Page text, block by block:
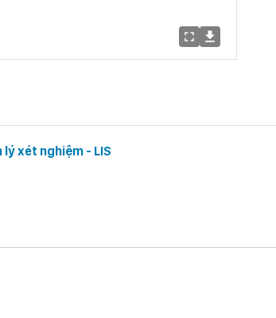
xét nghiệm - LIS